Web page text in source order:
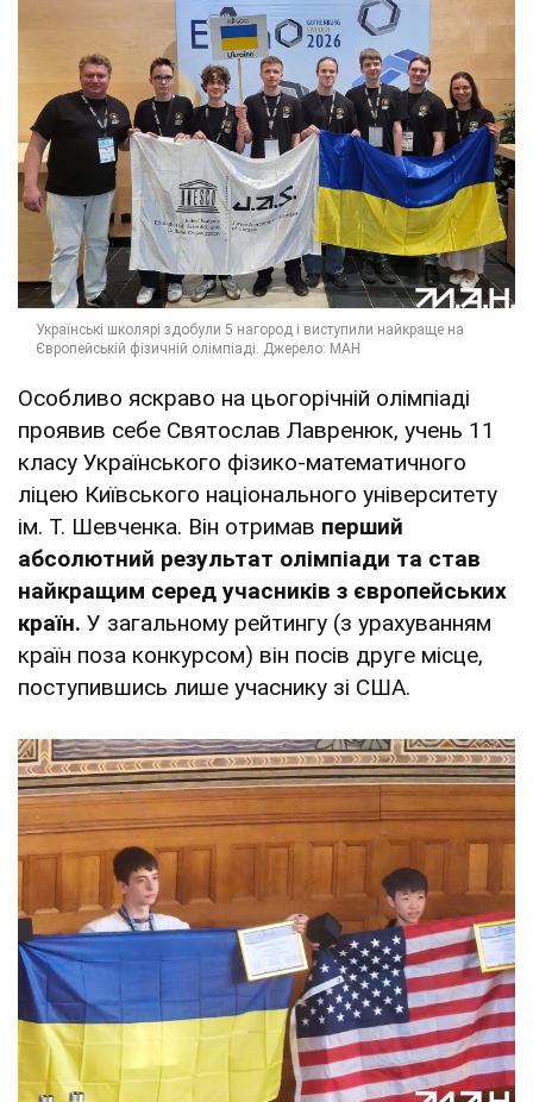
Особливо яскраво на цьогорічній олімпіаді
проявив себе Святослав Лавренюк, учень 11
класу Українського фізико-математичного
ліцею Київського національного університету
ім. Т. Шевченка. Він отримав перший
абсолютний результат олімпіади та став
найкращим серед учасників з європейських
країн. У загальному рейтингу (з урахуванням
країн поза конкурсом) він посів друге місце,
поступившись лише учаснику зі США.